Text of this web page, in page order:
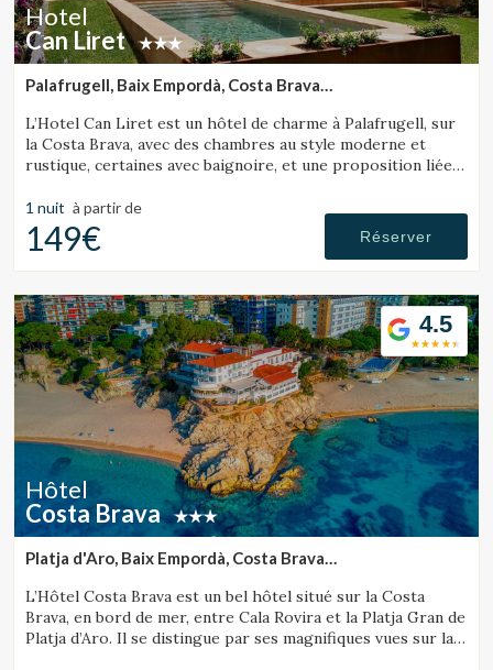
Hotel
Can Liret
Palafrugell, Baix Empordà, Costa Brava
L’Hotel Can Liret est un hôtel de charme à Palafrugell, sur
la Costa Brava, avec des chambres au style moderne et
rustique, certaines avec baignoire, et une proposition liée à
1 nuit à partir de
149€ Réserver
4.5
Hôtel
Costa Brava
Platja d'Aro, Baix Empordà, Costa Brava
L’Hôtel Costa Brava est un bel hôtel situé sur la Costa
Brava, en bord de mer, entre Cala Rovira et la Platja Gran de
Platja d’Aro. Il se distingue par ses magnifiques vues sur la